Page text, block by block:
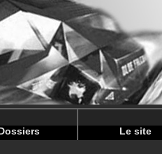
line
line74
Le site